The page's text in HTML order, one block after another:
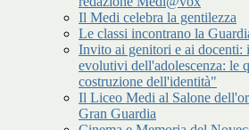
Il Medi celebra la gentilezza
Le classi incontrano la
Invito ai genitori e ai docenti:
evolutivi dell'adolescenza: le
costruzione dell'identità"
Il Liceo Medi al Salone
Gran Guardia